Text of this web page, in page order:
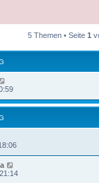
5 Themen • Seite 1